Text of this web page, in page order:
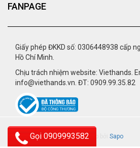
FANPAGE
Giấy phép ĐKKD số: 0306448938 cấp
Hồ Chí Minh.
Chịu trách nhiệm website: Viethands.
info@viethands.vn. ĐT: 0909.99.35.82
© 2015 - viethands.vn.Cung cấp bởi Sapo
Gọi 0909993582